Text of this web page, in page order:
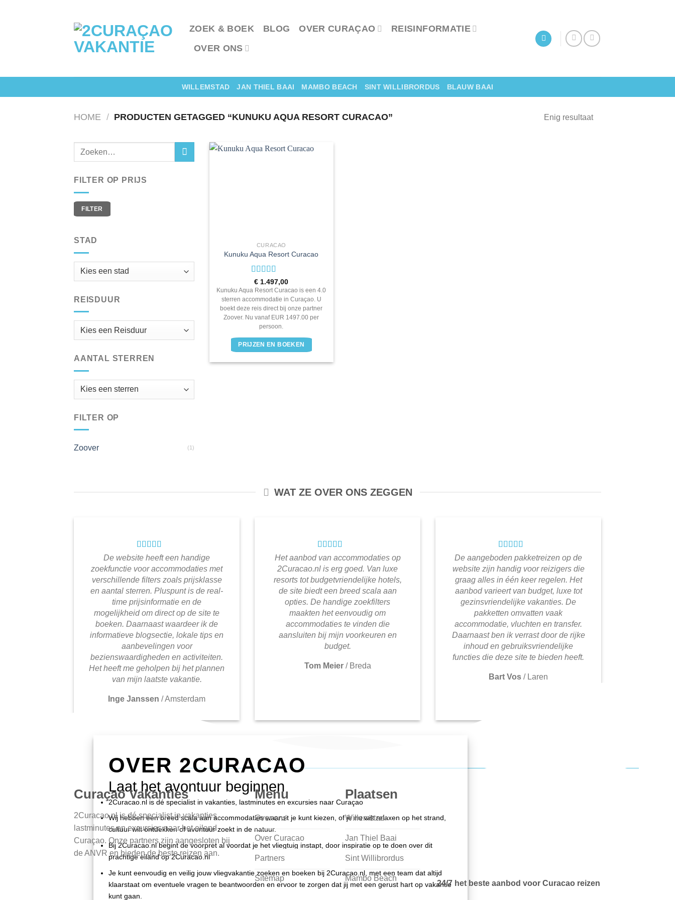
ZOEK & BOEK BLOG OVER CURAÇAO
REISINFORMATIE
OVER ONS
WILLEMSTAD JAN THIEL BAAI MAMBO BEACH SINT WILLIBRORDUS BLAUW BAAI
HOME / PRODUCTEN GETAGGED “KUNUKU AQUA RESORT CURACAO” Enig resultaat
FILTER OP PRIJS
Min.
prijs
Max.
prijsFILTER
STAD
REISDUUR
AANTAL STERREN
FILTER OP
Zoover (1)
CURACAO
Kunuku Aqua Resort Curacao
Waardering
4.0uit 5
€ 1.497,00
Kunuku Aqua Resort Curacao is een 4.0
sterren accommodatie in Curaçao. U
boekt deze reis direct bij onze partner
Zoover. Nu vanaf EUR 1497.00 per
persoon.
PRIJZEN EN BOEKEN
WAT ZE OVER ONS ZEGGEN
De website heeft een handige
zoekfunctie voor accommodaties met
verschillende filters zoals prijsklasse
en aantal sterren. Pluspunt is de real-
time prijsinformatie en de
mogelijkheid om direct op de site te
boeken. Daarnaast waardeer ik de
informatieve blogsectie, lokale tips en
aanbevelingen voor
bezienswaardigheden en activiteiten.
Het heeft me geholpen bij het plannen
van mijn laatste vakantie.
Inge Janssen /Amsterdam
Het aanbod van accommodaties op
2Curacao.nl is erg goed. Van luxe
resorts tot budgetvriendelijke hotels,
de site biedt een breed scala aan
opties. De handige zoekfilters
maakten het eenvoudig om
accommodaties te vinden die
aansluiten bij mijn voorkeuren en
budget.
Tom Meier / Breda
De aangeboden pakketreizen op de
website zijn handig voor reizigers die
graag alles in één keer regelen. Het
aanbod varieert van budget, luxe tot
gezinsvriendelijke vakanties. De
pakketten omvatten vaak
accommodatie, vluchten en transfer.
Daarnaast ben ik verrast door de rijke
inhoud en gebruiksvriendelijke
functies die deze site te bieden heeft.
Bart Vos / Laren
OVER 2CURACAO
Laat het avontuur beginnen
2Curacao.nl is dé specialist in vakanties, lastminutes en excursies naar Curaçao
Wij hebben een breed scala aan accommodaties waaruit je kunt kiezen, of je nu wilt relaxen op het strand,
cultuur wilt ontdekken of avontuur zoekt in de natuur.
Bij 2Curacao.nl begint de voorpret al voordat je het vliegtuig instapt, door inspiratie op te doen over dit
prachtige eiland op 2Curacao.nl
Je kunt eenvoudig en veilig jouw vliegvakantie zoeken en boeken bij 2Curacao.nl, met een team dat altijd
klaarstaat om eventuele vragen te beantwoorden en ervoor te zorgen dat jij met een gerust hart op vakantie
kunt gaan.
Curaçao Vakanties
2Curacao.nl is dé specialist in vakanties,
lastminutes en excursies naar het eiland
Curaçao. Onze partners zijn aangesloten bij
de ANVR en bieden de beste reizen aan.
Menu
Over ons
Over Curacao
Partners
Sitemap
Plaatsen
Willemstad
Jan Thiel Baai
Sint Willibrordus
Mambo Beach
24/7 het beste aanbod voor Curacao reizen